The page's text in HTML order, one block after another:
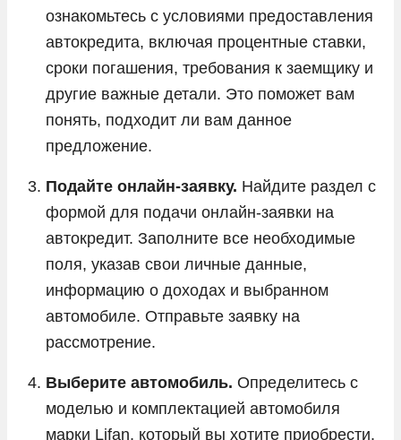
ознакомьтесь с условиями предоставления
автокредита, включая процентные ставки,
сроки погашения, требования к заемщику и
другие важные детали. Это поможет вам
понять, подходит ли вам данное
предложение.
Подайте онлайн-заявку. Найдите раздел с
формой для подачи онлайн-заявки на
автокредит. Заполните все необходимые
поля, указав свои личные данные,
информацию о доходах и выбранном
автомобиле. Отправьте заявку на
рассмотрение.
Выберите автомобиль. Определитесь с
моделью и комплектацией автомобиля
марки Lifan, который вы хотите приобрести.